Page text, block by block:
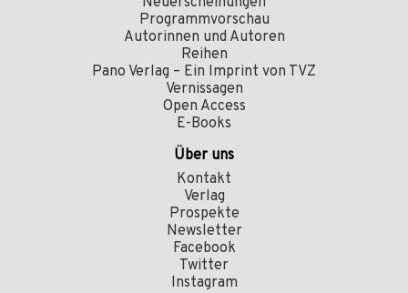
Programmvorschau
Autorinnen und Autoren
Reihen
Pano Verlag – Ein Imprint von TVZ
Vernissagen
Open Access
E-Books
Über uns
Kontakt
Verlag
Prospekte
Newsletter
Facebook
Twitter
Instagram